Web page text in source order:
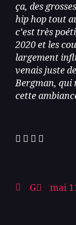
ça, des
hip hop tout
c’est très
2020 et les
largement
venais juste
Bergman, qui
cette
G mai